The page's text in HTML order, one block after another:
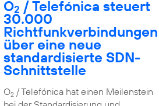
O2 / Telefónica steuert
30.000
Richtfunkverbindungen
über eine neue
standardisierte SDN-
Schnittstelle
O2/ Telefónica hat einen Meilenstein